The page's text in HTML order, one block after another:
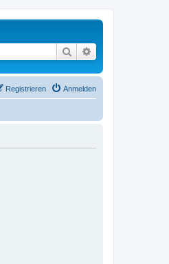
Suche
Anmelden
Registrieren